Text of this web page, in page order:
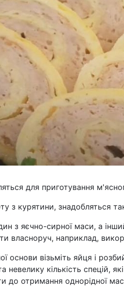
для приготування
з курятини, знадобляться
з яєчно-сирної маси, а
власноруч, наприклад,
основи візьміть яйця і
невелику кількість спецій,
до отримання однорідної